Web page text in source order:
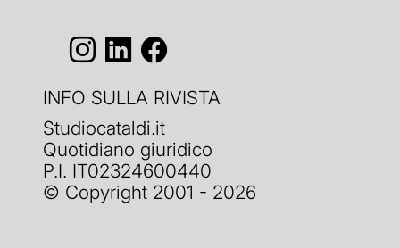
INFO SULLA RIVISTA
Studiocataldi.it
Quotidiano giuridico
P.I. IT02324600440
© Copyright 2001 - 2026